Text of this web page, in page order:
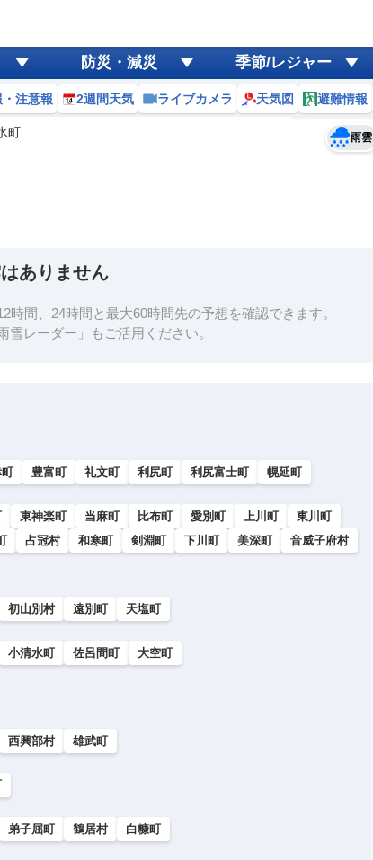
防災・減災 季節/レジャー
注意報 2週間天気 ライブカメラ 天気図 避難情報
町 雨雲
予報士コメント
黄砂
天気 台風
ありません
時間、24時間と最大60時間先の予想を確認できます。
レーダー」もご活用ください。
豊富町 礼文町 利尻町 利尻富士町 幌延町
東神楽町 当麻町 比布町 愛別町 上川町
東川町
占冠村 和寒町 剣淵町 下川町 美深町
音威子府村
初山別村 遠別町 天塩町
小清水町 佐呂間町 大空町
西興部村 雄武町
弟子屈町 鶴居村 白糠町